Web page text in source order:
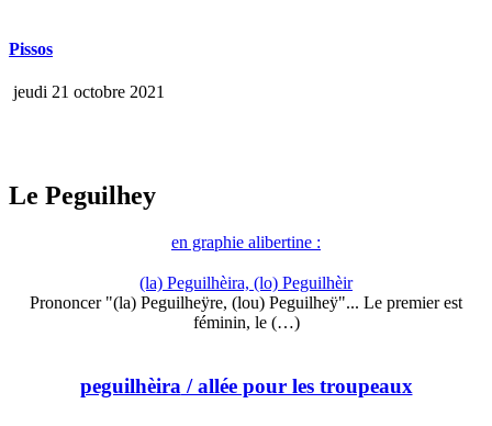
Pissos
jeudi 21 octobre 2021
Le Peguilhey
en graphie alibertine :
(la) Peguilhèira, (lo) Peguilhèir
Prononcer "(la) Peguilheÿre, (lou) Peguilheÿ"... Le premier est
féminin, le (…)
peguilhèira / allée pour les troupeaux